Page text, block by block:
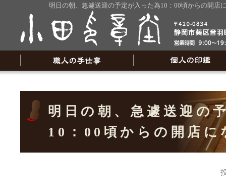
明日の朝、急遽送迎の予定が入った為10：00頃からの開店
明日の朝、急遽送迎の
10：00頃からの開店に